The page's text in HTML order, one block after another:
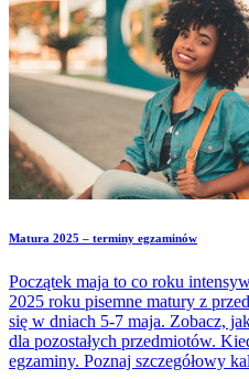
Matura 2025 – terminy egzaminów
Początek maja to co roku
2025 roku pisemne matury z
się w dniach 5-7 maja. Zobacz,
dla pozostałych przedmiotów.
egzaminy. Poznaj szczegółowy